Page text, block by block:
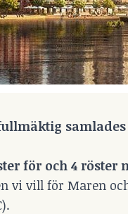
för och 4 röster
vi vill för Maren